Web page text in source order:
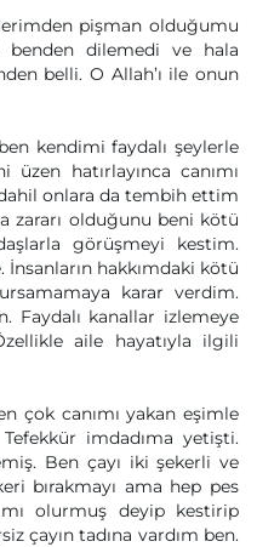
pişman olduğumu
dilemedi ve hala
belli. O Allah’ı ile onun
kendimi faydalı şeylerle
hatırlayınca canımı
onlara da tembih ettim
zararı olduğunu beni kötü
görüşmeyi kestim.
hakkımdaki kötü
karar verdim.
Faydalı kanallar izlemeye
aile hayatıyla ilgili
çok canımı yakan eşimle
Tefekkür imdadıma yetişti.
Ben çayı iki şekerli ve
bırakmayı ama hep pes
olurmuş deyip kestirip
çayın tadına vardım ben.